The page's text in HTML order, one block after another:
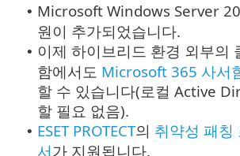
• Microsoft Windows Server
원이 추가되었습니다.
• 이제 하이브리드 환경 외부의
함에서도 Microsoft 365 사서
할 수 있습니다(로컬 Active
할 필요 없음).
• ESET PROTECT의 취약성 패칭
서가 지원됩니다.